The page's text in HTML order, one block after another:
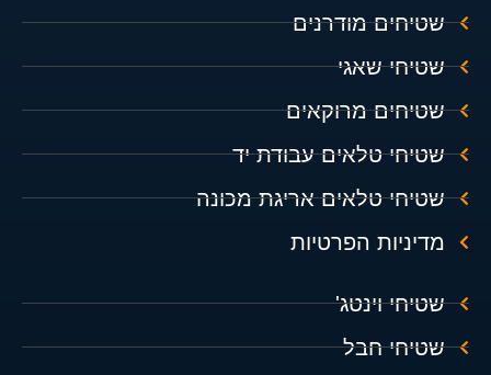
שטיחים מודרנים
שטיחי שאגי
שטיחים מרוקאים
שטיחי טלאים עבודת יד
שטיחי טלאים אריגת מכונה
מדיניות הפרטיות
שטיחי וינטג'
שטיחי חבל